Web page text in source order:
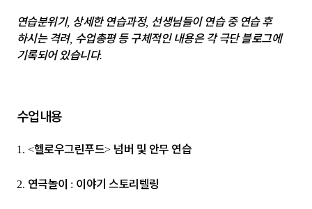
연습분위기, 상세한 연습과정, 선생님들이 연습 중 연습 후
하시는 격려, 수업총평 등 구체적인 내용은 각 극단 블로그에
기록되어 있습니다.
수업내용
1. <헬로우그린푸드> 넘버 및 안무 연습
2. 연극놀이 : 이야기 스토리텔링